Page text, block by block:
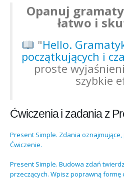
Opanuj
łatwo i
"Hello.
początkujących i
proste
szybkie
Ćwiczenia i zadania z
Present Simple. Zdania oznajmujące,
Ćwiczenie.
Present Simple. Budowa zdań
przeczących. Wpisz poprawną formę